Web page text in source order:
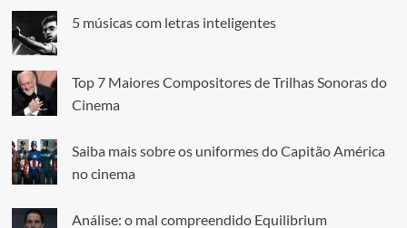
5 músicas com letras inteligentes
Top 7 Maiores Compositores de Trilhas Sonoras do
Cinema
Saiba mais sobre os uniformes do Capitão América
no cinema
Análise: o mal compreendido Equilibrium